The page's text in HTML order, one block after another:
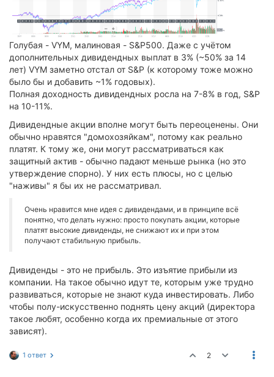
Голубая - VYM, малиновая - S&P500. Даже с учётом
дополнительных дивидендных выплат в 3% (~50% за 14
лет) VYM заметно отстал от S&P (к которому тоже можно
было бы и добавить ~1% годовых).
Полная доходность дивидендных росла на 7-8% в год, S&P
на 10-11%.
Дивидендные акции вполне могут быть переоценены. Они
обычно нравятся "домохозяйкам", потому как реально
платят. К тому же, они могут рассматриваться как
защитный актив - обычно падают меньше рынка (но это
утверждение спорно). У них есть плюсы, но с целью
"наживы" я бы их не рассматривал.
Очень нравится мне идея с дивидендами, и в принципе всё
понятно, что делать нужно: просто покупать акции, которые
платят высокие дивиденды, не снижают их и при этом
получают стабильную прибыль.
Дивиденды - это не прибыль. Это изъятие прибыли из
компании. На такое обычно идут те, которым уже трудно
развиваться, которые не знают куда инвестировать. Либо
чтобы полу-искусственно поднять цену акций (директора
такое любят, особенно когда их премиальные от этого
зависят).
1 ответ 2